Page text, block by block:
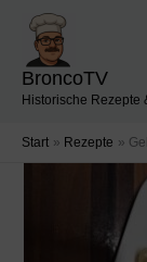
Inhalt
springen
BroncoTV
Historische Rezepte
Start Rezepte